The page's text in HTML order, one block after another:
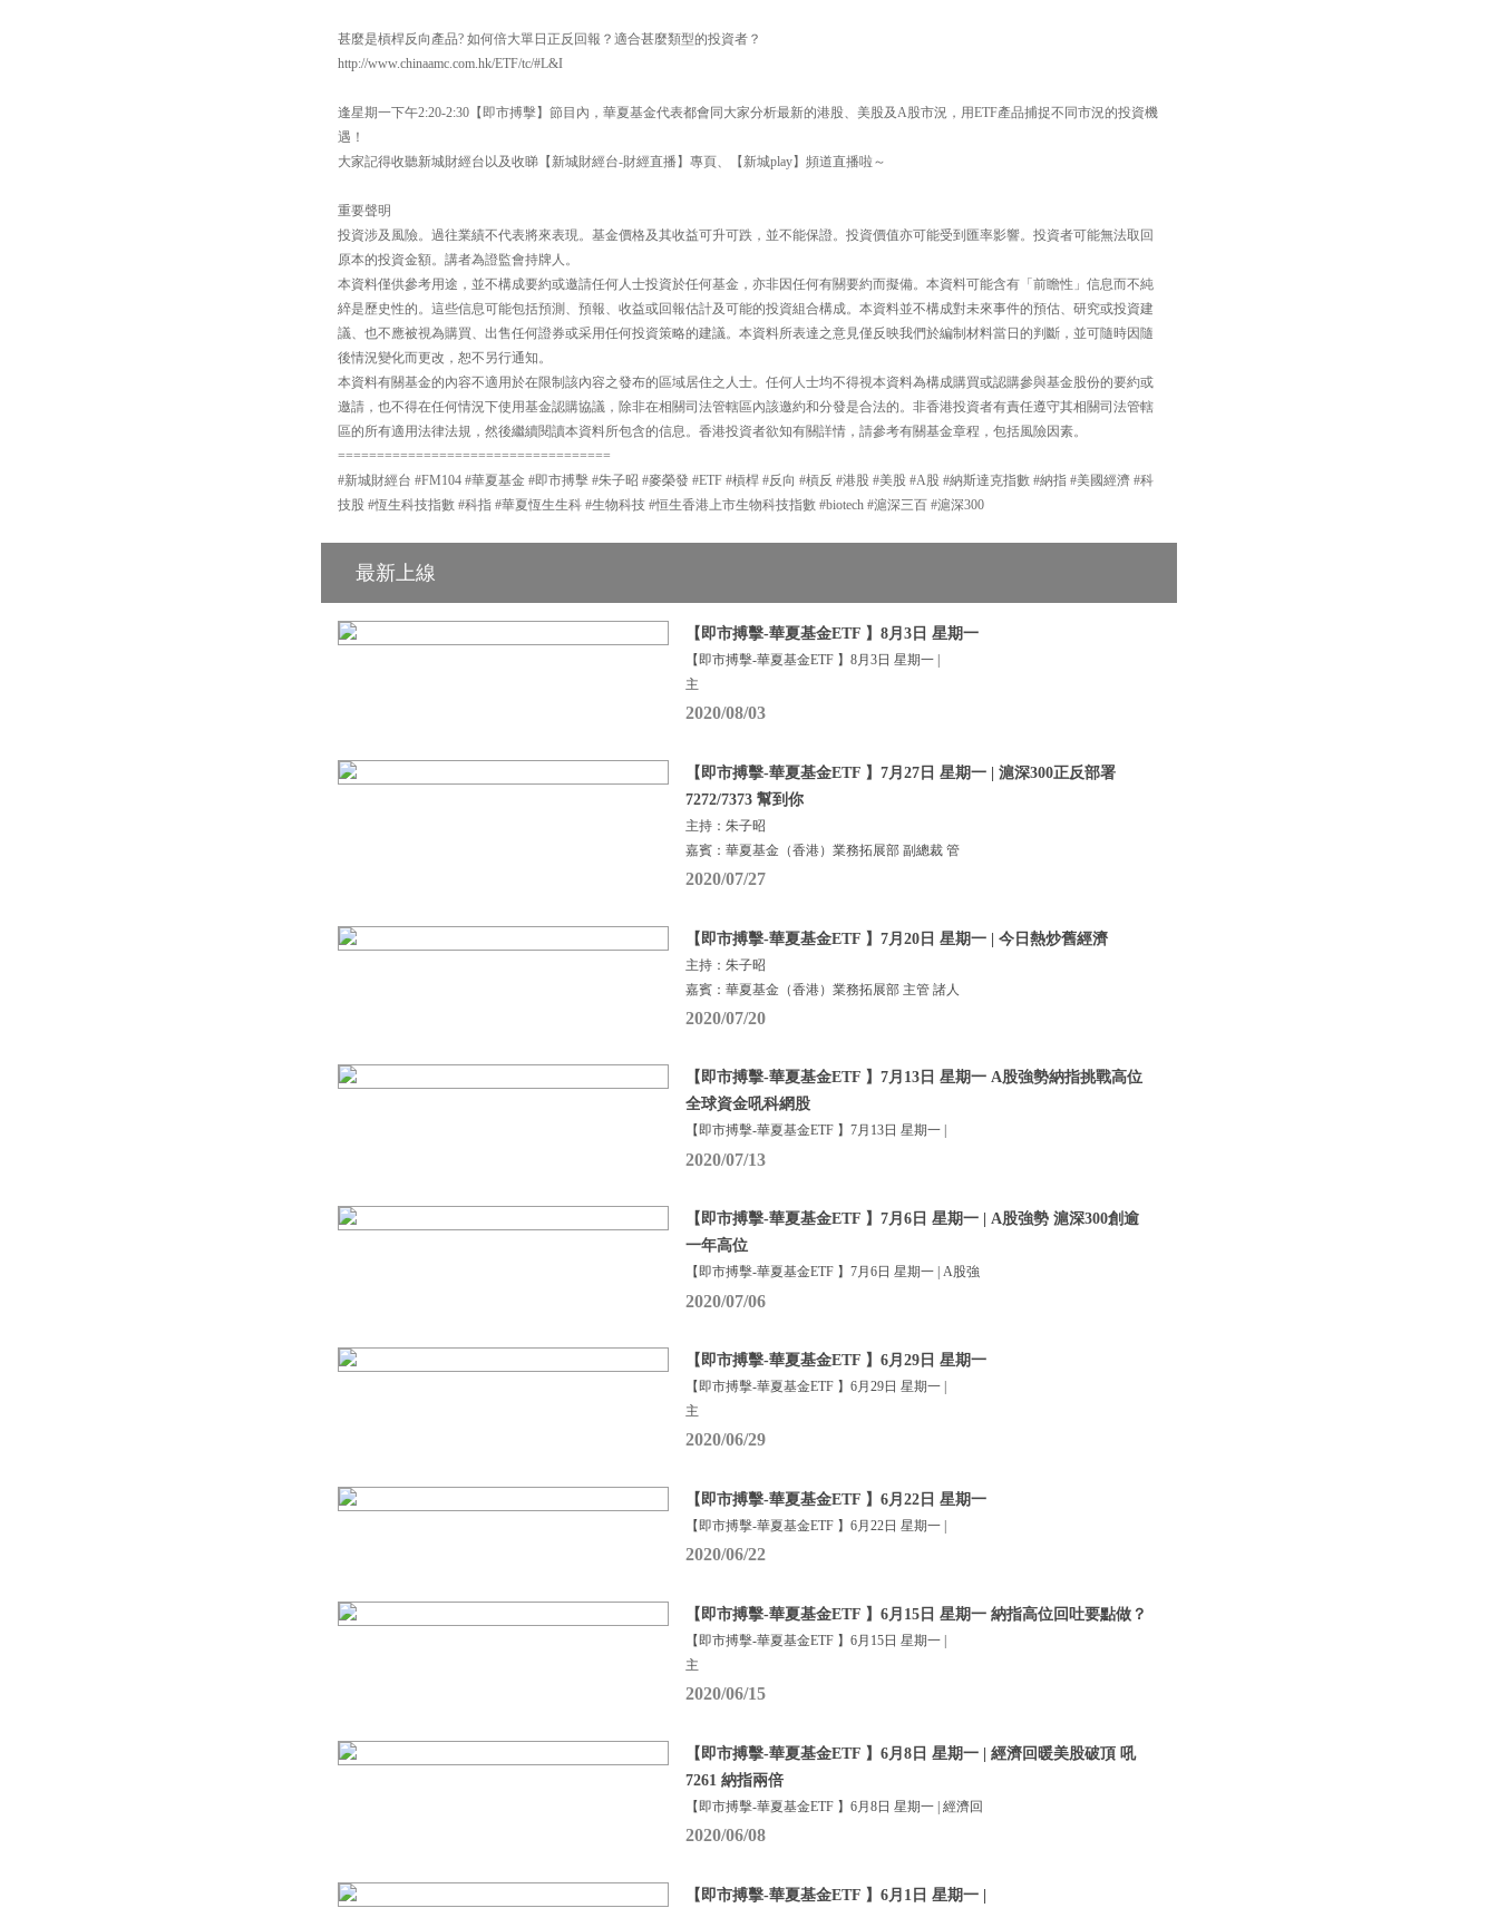
甚麼是槓桿反向產品? 如何倍大單日正反回報？適合甚麼類型的投資者？
http://www.chinaamc.com.hk/ETF/tc/#L&I
逢星期一下午2:20-2:30【即市搏擊】節目內，華夏基金代表都會同大家分析最新的港股、美股及A股市況，用ETF產品捕捉不同市況的投資機
遇！
大家記得收聽新城財經台以及收睇【新城財經台-財經直播】專頁、【新城play】頻道直播啦～
重要聲明
投資涉及風險。過往業績不代表將來表現。基金價格及其收益可升可跌，並不能保證。投資價值亦可能受到匯率影響。投資者可能無法取回
原本的投資金額。講者為證監會持牌人。
本資料僅供參考用途，並不構成要約或邀請任何人士投資於任何基金，亦非因任何有關要約而擬備。本資料可能含有「前瞻性」信息而不純
綷是歷史性的。這些信息可能包括預測、預報、收益或回報估計及可能的投資組合構成。本資料並不構成對未來事件的預估、研究或投資建
議、也不應被視為購買、出售任何證券或采用任何投資策略的建議。本資料所表達之意見僅反映我們於編制材料當日的判斷，並可隨時因隨
後情況變化而更改，恕不另行通知。
本資料有關基金的內容不適用於在限制該內容之發布的區域居住之人士。任何人士均不得視本資料為構成購買或認購參與基金股份的要約或
邀請，也不得在任何情況下使用基金認購協議，除非在相關司法管轄區內該邀約和分發是合法的。非香港投資者有責任遵守其相關司法管轄
區的所有適用法律法規，然後繼續閱讀本資料所包含的信息。香港投資者欲知有關詳情，請參考有關基金章程，包括風險因素。
===================================
#新城財經台 #FM104 #華夏基金 #即市搏擊 #朱子昭 #麥榮發 #ETF #槓桿 #反向 #槓反 #港股 #美股 #A股 #納斯達克指數 #納指 #美國經濟 #科
技股 #恆生科技指數 #科指 #華夏恆生生科 #生物科技 #恒生香港上市生物科技指數 #biotech #滬深三百 #滬深300
最新上線
【即市搏擊-華夏基金ETF 】8月3日 星期一
【即市搏擊-華夏基金ETF 】8月3日 星期一 |
主
2020/08/03
【即市搏擊-華夏基金ETF 】7月27日 星期一 | 滬深300正反部署
7272/7373 幫到你
主持：朱子昭
嘉賓：華夏基金（香港）業務拓展部 副總裁 管
2020/07/27
【即市搏擊-華夏基金ETF 】7月20日 星期一 | 今日熱炒舊經濟
主持：朱子昭
嘉賓：華夏基金（香港）業務拓展部 主管 諸人
2020/07/20
【即市搏擊-華夏基金ETF 】7月13日 星期一 A股強勢納指挑戰高位
全球資金吼科網股
【即市搏擊-華夏基金ETF 】7月13日 星期一 |
2020/07/13
【即市搏擊-華夏基金ETF 】7月6日 星期一 | A股強勢 滬深300創逾
一年高位
【即市搏擊-華夏基金ETF 】7月6日 星期一 | A股強
2020/07/06
【即市搏擊-華夏基金ETF 】6月29日 星期一
【即市搏擊-華夏基金ETF 】6月29日 星期一 |
主
2020/06/29
【即市搏擊-華夏基金ETF 】6月22日 星期一
【即市搏擊-華夏基金ETF 】6月22日 星期一 |
2020/06/22
【即市搏擊-華夏基金ETF 】6月15日 星期一 納指高位回吐要點做？
【即市搏擊-華夏基金ETF 】6月15日 星期一 |
主
2020/06/15
【即市搏擊-華夏基金ETF 】6月8日 星期一 | 經濟回暖美股破頂 吼
7261 納指兩倍
【即市搏擊-華夏基金ETF 】6月8日 星期一 | 經濟回
2020/06/08
【即市搏擊-華夏基金ETF 】6月1日 星期一 |